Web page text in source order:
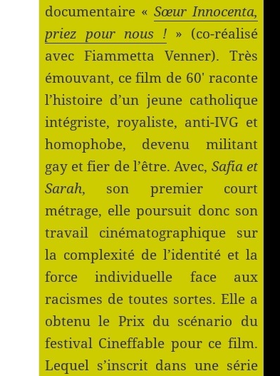
documentaire « Sœur Innocenta,
priez pour nous !» (co-réalisé
avec Fiammetta Venner). Très
émouvant, ce film de 60′ raconte
l’histoire d’un jeune catholique
intégriste, royaliste, anti-IVG et
homophobe, devenu militant
gay et fier de l’être. Avec, Safia et
Sarah, son premier court
métrage, elle poursuit donc son
travail cinématographique sur
la complexité de l’identité et la
force individuelle face aux
racismes de toutes sortes. Elle a
obtenu le Prix du scénario du
festival Cineffable pour ce film.
Lequel s’inscrit dans une série